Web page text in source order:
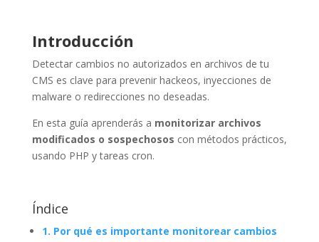
Introducción
Detectar cambios no autorizados en archivos de tu
CMS es clave para prevenir hackeos, inyecciones de
malware o redirecciones no deseadas.
En esta guía aprenderás a monitorizar archivos
modificados o sospechosos con métodos prácticos,
usando PHP y tareas cron.
Índice
1. Por qué es importante monitorear cambios